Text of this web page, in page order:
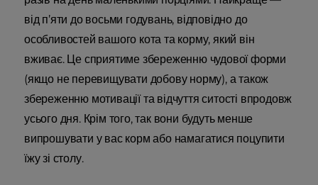
від п’яти до восьми годувань, відповідно до
особливостей вашого кота та корму, який він
вживає. Це сприятиме збереженню чудової форми
(якщо не перевищувати добову норму), а також
збереженню мотивації та відчуття ситості впродовж
усього дня. Крім того, так вони будуть менше
випрошувати у вас корм або намагатися поцупити
їжу зі столу.